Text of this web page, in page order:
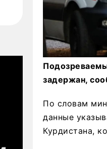
задержан,
По словам
данные
Курдистана,